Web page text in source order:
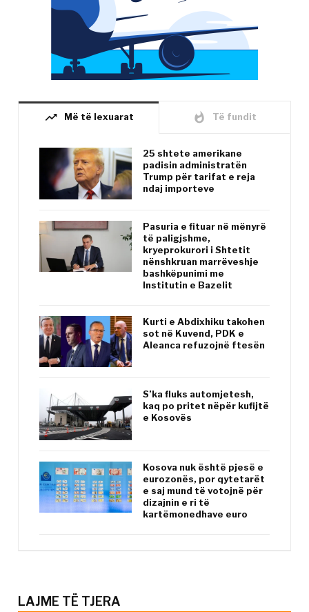
trending_up Më të lexuarat whatshot Të fundit
25 shtete amerikane
padisin administratën
Trump për tarifat e reja
ndaj importeve
Pasuria e fituar në mënyrë
të paligjshme,
kryeprokurori i Shtetit
nënshkruan marrëveshje
bashkëpunimi me
Institutin e Bazelit
Kurti e Abdixhiku takohen
sot në Kuvend, PDK e
Aleanca refuzojnë ftesën
S’ka fluks automjetesh,
kaq po pritet nëpër kufijtë
e Kosovës
Kosova nuk është pjesë e
eurozonës, por qytetarët
e saj mund të votojnë për
dizajnin e ri të
kartëmonedhave euro
LAJME TË TJERA